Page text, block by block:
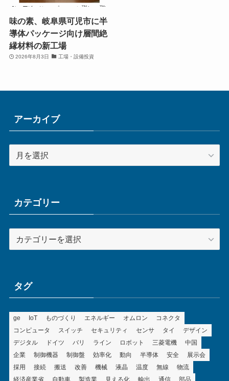
味の素、岐阜県可児市に半
導体パッケージ向け層間絶
縁材料の新工場
2026年8月3日 工場・設備投資
アーカイブ
ー
ブカテゴリー
テ
ータグ
ge IoT ものづくり エネルギー オムロン
コネクタ
コンピュータ
スイッチ セキュリティ センサ タイ
デザイン
デジタル
ドイツ バリ ライン ロボット 三菱電機
中国
企業
制御機器 制御盤 効率化 動向 半導体 安全
展示会
採用
接続 搬送 改善 機械 液晶 温度 無線
物流
経済産業省
自動車 製造業 見える化 輸出 通信 部品